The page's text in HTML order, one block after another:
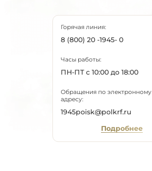
Горячая линия:
8 (800) 20 -1945- 0
Часы работы:
ПН-ПТ с 10:00 до 18:00
Обращения по электронному
адресу:
1945poisk@polkrf.ru
Подробнее